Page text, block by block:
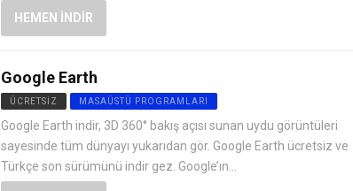
HEMEN İNDIR
Google Earth
ÜCRETSIZ MASAÜSTÜ PROGRAMLARI
Google Earth indir, 3D 360° bakış açısı sunan uydu görüntüleri
sayesinde tüm dünyayı yukarıdan gör. Google Earth ücretsiz ve
Türkçe son sürümünü indir gez. Google’ın...